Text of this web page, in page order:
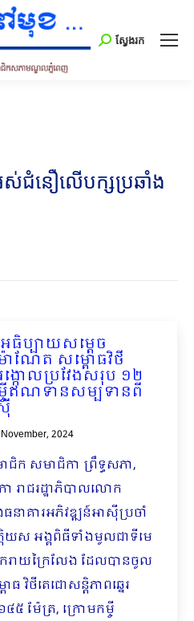
Search:
ស្វែងរក
ជំនឿលើបក្សប្រឆាំង
ធិប្បាយសម្ដេច
ណែត សម្ពោធវិថី
ង្កោលប្រវែងសរុប ១២
ចីឥណទានសម្បទានពី
2024
ក សមាជិកា ព្រឹទ្ធសភា,
រាជរដ្ឋាភិបាលលោក
នាគារអភិវឌ្ឍន៍អាស៊ីប្រចាំ
តិយស អង្គពិធីទាំងមូលជាទីមេ
រីករាយក្រៃលែង ដែលបានចូល
វិថីតេជោសន្តិភាពឆ្នេរ
៥ ម៉ែត្រ, ក្រោមកម្ចី